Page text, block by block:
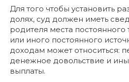
Для того чтобы установить
долях, суд должен иметь
родителя места постоянного
или иного постоянного
доходам может относиться:
денежное довольствие и
выплаты.